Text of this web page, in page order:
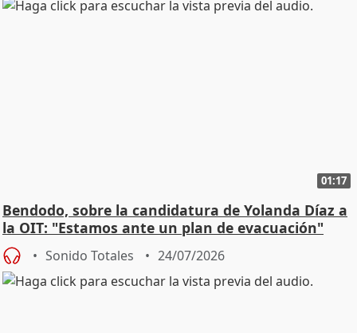
01:17
Bendodo, sobre la candidatura de Yolanda Díaz a
la OIT: "Estamos ante un plan de evacuación"
Sonido Totales 24/07/2026